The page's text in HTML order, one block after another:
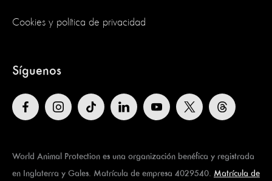
Cookies y política de privacidad
Síguenos
World Animal Protection es una organización benéfica y registrada
en Inglaterra y Gales. Matrícula de empresa 4029540. Matrícula de